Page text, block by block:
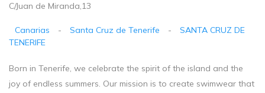
C/Juan de Miranda,13
Canarias - Santa Cruz de Tenerife -
SANTA CRUZ DE
TENERIFE
Born in Tenerife, we celebrate the spirit of the island and the
joy of endless summers. Our mission is to create swimwear that